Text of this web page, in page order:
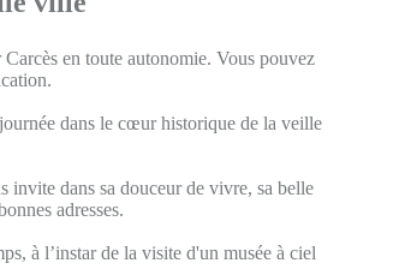
en toute autonomie. Vous pouvez
dans le cœur historique de la veille
invite dans sa douceur de vivre, sa belle
adresses.
à l’instar de la visite d'un musée à ciel